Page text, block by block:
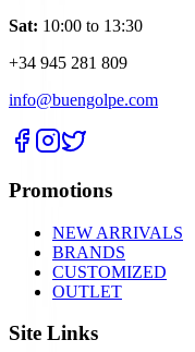
Sat: 10:00 to 13:30
+34 945 281 809
info@buengolpe.com
Promotions
NEW ARRIVALS
BRANDS
CUSTOMIZED
OUTLET
Site Links